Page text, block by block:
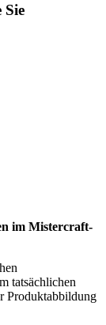
Sie
im Mistercraft-
tatsächlichen
Produktabbildung